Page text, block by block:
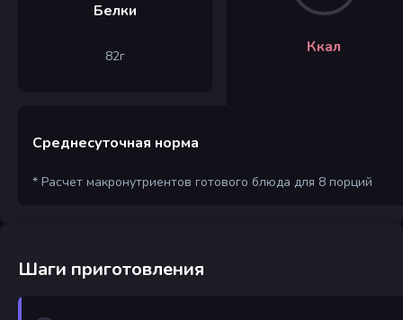
Белки
82г Ккал
Среднесуточная норма
* Расчет макронутриентов готового блюда для 8 порций
Шаги приготовления